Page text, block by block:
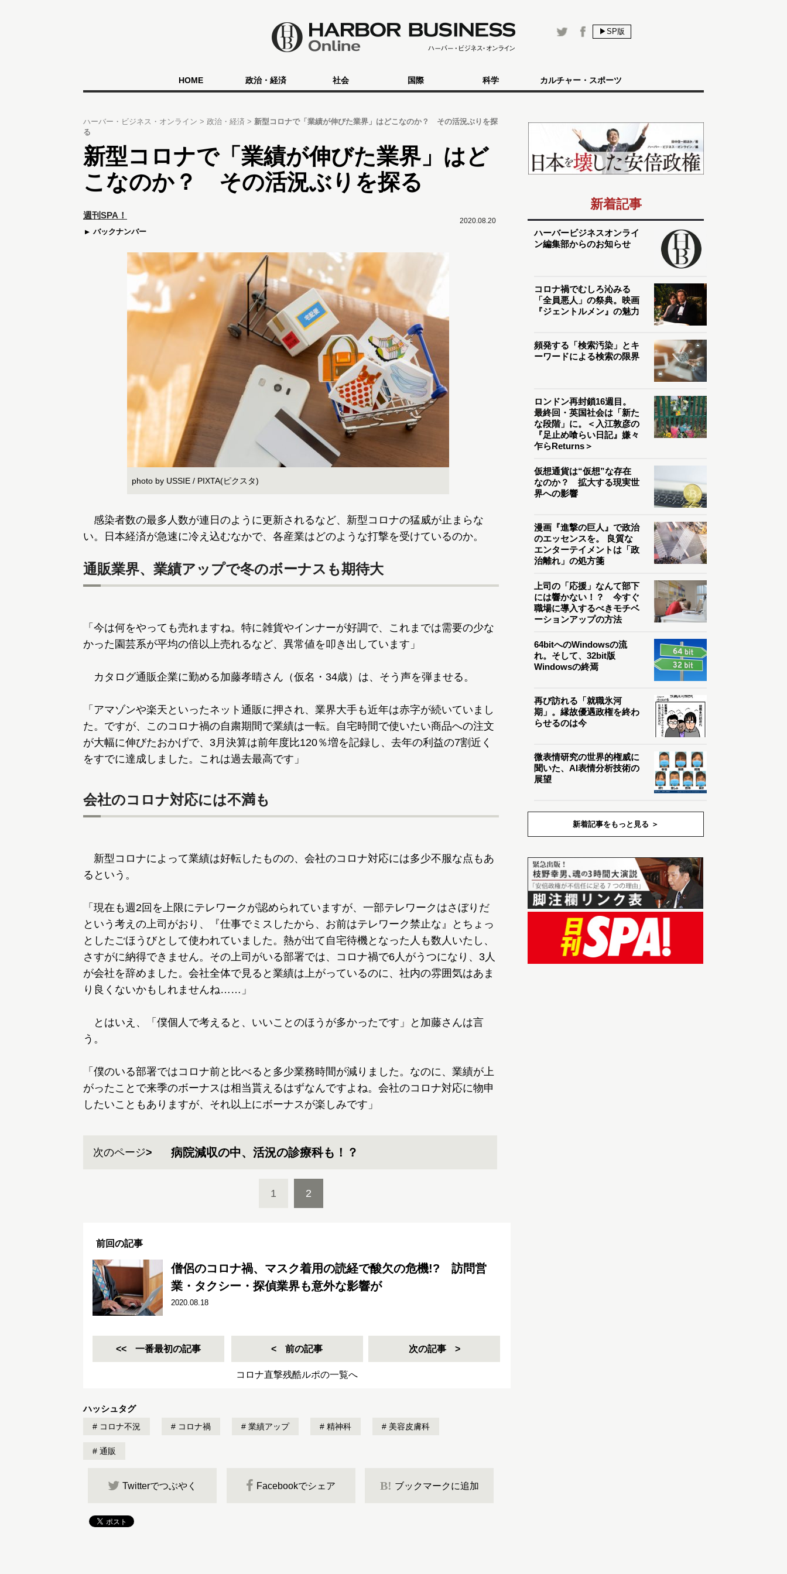
▶SP版
HOME 政治・経済 社会 国際 科学 カルチャー・スポーツ
ハーバー・ビジネス・オンライン 政治・経済
新型コロナで「業績が伸びた業界」はどこなのか？ その活況ぶりを探
る
新型コロナで「業績が伸びた業界」はど
こなのか？ その活況ぶりを探る
2020.08.20
週刊SPA！
バックナンバー
photo by USSIE / PIXTA(ピクスタ)
感染者数の最多人数が連日のように更新されるなど、新型コロナの猛威が止まらな
い。日本経済が急速に冷え込むなかで、各産業はどのような打撃を受けているのか。
通販業界、業績アップで冬のボーナスも期待大
「今は何をやっても売れますね。特に雑貨やインナーが好調で、これまでは需要の少な
かった園芸系が平均の倍以上売れるなど、異常値を叩き出しています」
カタログ通販企業に勤める加藤孝晴さん（仮名・34歳）は、そう声を弾ませる。
「アマゾンや楽天といったネット通販に押され、業界大手も近年は赤字が続いていまし
た。ですが、このコロナ禍の自粛期間で業績は一転。自宅時間で使いたい商品への注文
が大幅に伸びたおかげで、3月決算は前年度比120％増を記録し、去年の利益の7割近く
をすでに達成しました。これは過去最高です」
会社のコロナ対応には不満も
新型コロナによって業績は好転したものの、会社のコロナ対応には多少不服な点もあ
るという。
「現在も週2回を上限にテレワークが認められていますが、一部テレワークはさぼりだ
という考えの上司がおり、『仕事でミスしたから、お前はテレワーク禁止な』とちょっ
としたごほうびとして使われていました。熱が出て自宅待機となった人も数人いたし、
さすがに納得できません。その上司がいる部署では、コロナ禍で6人がうつになり、3人
が会社を辞めました。会社全体で見ると業績は上がっているのに、社内の雰囲気はあま
り良くないかもしれませんね……」
とはいえ、「僕個人で考えると、いいことのほうが多かったです」と加藤さんは言
う。
「僕のいる部署ではコロナ前と比べると多少業務時間が減りました。なのに、業績が上
がったことで来季のボーナスは相当貰えるはずなんですよね。会社のコロナ対応に物申
したいこともありますが、それ以上にボーナスが楽しみです」
次のページ 病院減収の中、活況の診療科も！？
1 2
前回の記事
僧侶のコロナ禍、マスク着用の読経で酸欠の危機!? 訪問営
業・タクシー・探偵業界も意外な影響が
2020.08.18
一番最初の記事 前の記事 次の記事
コロナ直撃残酷ルポの一覧へ
ハッシュタグ
コロナ不況 コロナ禍 業績アップ 精神科 美容皮膚科
通販
Twitterでつぶやく Facebookでシェア B! ブックマークに追加
新着記事
ハーバービジネスオンライ
ン編集部からのお知らせ
コロナ禍でむしろ沁みる
「全員悪人」の祭典。映画
『ジェントルメン』の魅力
頻発する「検索汚染」とキ
ーワードによる検索の限界
ロンドン再封鎖16週目。
最終回・英国社会は「新た
な段階」に。＜入江敦彦の
『足止め喰らい日記』嫌々
乍らReturns＞
仮想通貨は“仮想”な存在
なのか？ 拡大する現実世
界への影響
漫画『進撃の巨人』で政治
のエッセンスを。 良質な
エンターテイメントは「政
治離れ」の処方箋
上司の「応援」なんて部下
には響かない！？ 今すぐ
職場に導入するべきモチベ
ーションアップの方法
64bitへのWindowsの流
れ。そして、32bit版
Windowsの終焉
再び訪れる「就職氷河
期」。縁故優遇政権を終わ
らせるのは今
微表情研究の世界的権威に
聞いた、AI表情分析技術の
展望
新着記事をもっと見る